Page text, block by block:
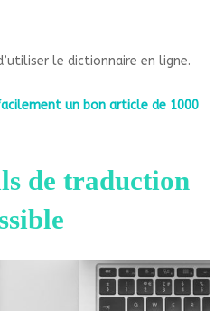
le dictionnaire en ligne.
un bon article de 1000
de traduction